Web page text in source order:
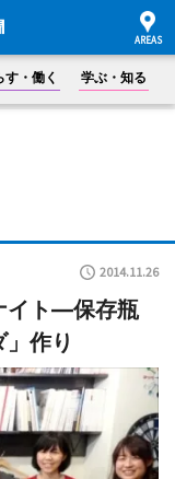
す・働く 学ぶ・知る
2014.11.26
イト―保存瓶
作り